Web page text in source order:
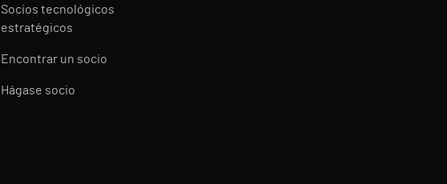
Socios tecnológicos
estratégicos
Encontrar un socio
Hágase socio